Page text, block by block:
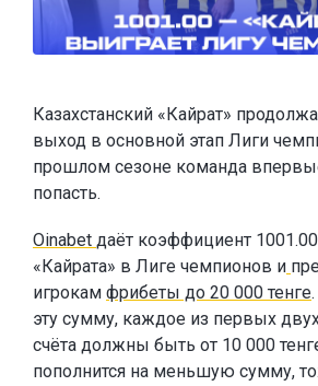
Казахстанский «Кайрат»
выход в основной этап Лиги
прошлом сезоне команда
попасть.
Oinabet даёт коэффициент
«Кайрата» в Лиге чемпионов и
игрокам фрибеты до 20 000 тенге
эту сумму, каждое из первых
счёта должны быть от 10 000
пополнится на меньшую сумму,